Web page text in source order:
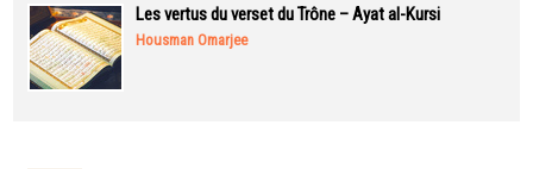
Les vertus du verset du Trône – Ayat al-Kursi
Housman Omarjee